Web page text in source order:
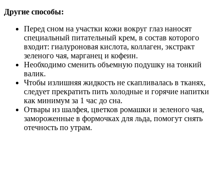
Другие способы:
Перед сном на участки кожи вокруг глаз наносят
специальный питательный крем, в состав которого
входит: гиалуроновая кислота, коллаген, экстракт
зеленого чая, марганец и кофеин.
Необходимо сменить объемную подушку на тонкий
валик.
Чтобы излишняя жидкость не скапливалась в тканях,
следует прекратить пить холодные и горячие напитки
как минимум за 1 час до сна.
Отвары из шалфея, цветков ромашки и зеленого чая,
замороженные в формочках для льда, помогут снять
отечность по утрам.